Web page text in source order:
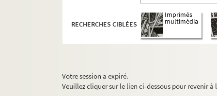
RECHERCHES CIBLÉES
Imprimés
multimédia
Votre session a expiré.
Veuillez cliquer sur le lien ci-dessous pour revenir